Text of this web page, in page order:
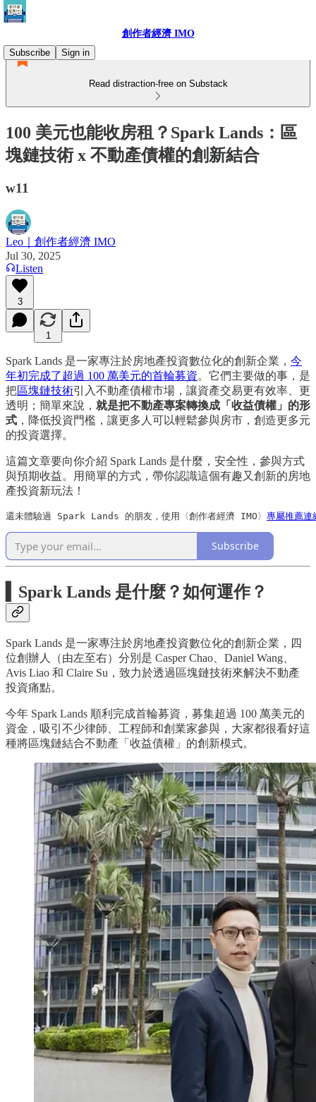
創作者經濟 IMO
Subscribe
Sign in
Read distraction-free on Substack
100 美元也能收房租？Spark Lands：區
塊鏈技術 x 不動產債權的創新結合
w11
Leo｜創作者經濟 IMO
Jul 30, 2025
Listen
3
1
Spark Lands 是一家專注於房地產投資數位化的創新企業， 今
年初完成了超過 100 萬美元的首輪募資。它們主要做的事，是
把區塊鏈技術引入不動產債權市場，讓資產交易更有效率、更
透明；簡單來說， 就是把不動產專案轉換成「收益債權」的形
式 ，降低投資門檻，讓更多人可以輕鬆參與房市，創造更多元
的投資選擇。
這篇文章要向你介紹 Spark Lands 是什麼，安全性，參與方式
與預期收益。用簡單的方式，帶你認識這個有趣又創新的房地
產投資新玩法！
還未體驗過 Spark Lands 的朋友，使用〈創作者經濟 IMO〉 專屬推薦連
Subscribe
Spark Lands 是什麼？如何運作？
Spark Lands 是一家專注於房地產投資數位化的創新企業，四
位創辦人（由左至右）分別是 Casper Chao、Daniel Wang、
Avis Liao 和 Claire Su，致力於透過區塊鏈技術來解決不動產
投資痛點。
今年 Spark Lands 順利完成首輪募資，募集超過 100 萬美元的
資金，吸引不少律師、工程師和創業家參與，大家都很看好這
種將區塊鏈結合不動產「收益債權」的創新模式。